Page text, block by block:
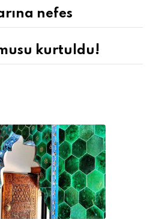
nefes
kurtuldu!